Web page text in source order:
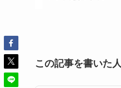
この記事を書いた人